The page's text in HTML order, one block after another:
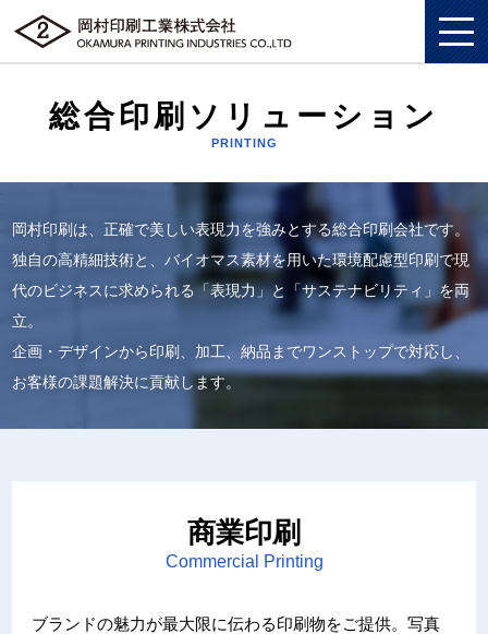
SDGS
プライバシーポリシー
総合印刷ソリューショントップ
美術印刷
独自の印刷技法
プロフェッショナル・トナー印刷
企画・制作
プロモーションツール
3DCG制作
ソリューション
ソリューショントップ
物流ソリューション
グッズ
グッズトップ
企業情報
超印刷（印刷業界の枠を超える取り組みのブログ）
総合印刷ソリューション
PRINTING
岡村印刷は、正確で美しい表現力を強みとする総合印刷会社です。
独自の高精細技術と、バイオマス素材を用いた環境配慮型印刷で現
代のビジネスに求められる「表現力」と「サステナビリティ」を両
立。
企画・デザインから印刷、加工、納品までワンストップで対応し、
お客様の課題解決に貢献します。
商業印刷
Commercial Printing
ブランドの魅力が最大限に伝わる印刷物をご提供。写真